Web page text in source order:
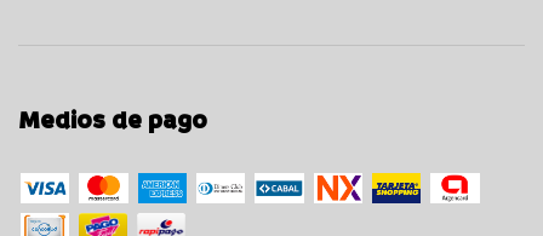
Medios de pago